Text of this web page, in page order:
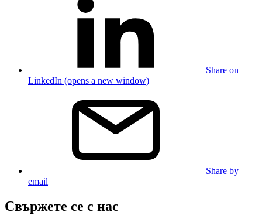
Share on
LinkedIn (opens a new window)
Share by
email
Свържете се с нас